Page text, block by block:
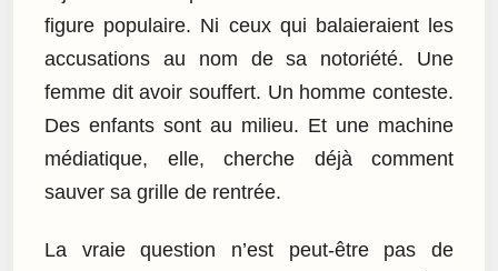
figure populaire. Ni ceux qui balaieraient les
accusations au nom de sa notoriété. Une
femme dit avoir souffert. Un homme conteste.
Des enfants sont au milieu. Et une machine
médiatique, elle, cherche déjà comment
sauver sa grille de rentrée.
La vraie question n’est peut-être pas de